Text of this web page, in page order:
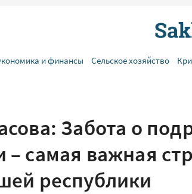
и финансы Сельское хозяйство
Забота о
– самая важная
республики